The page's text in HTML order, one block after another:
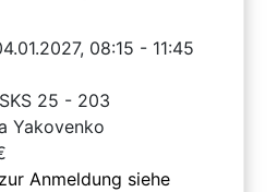
08:15 - 11:45
25 - 203
Yakovenko
Anmeldung siehe